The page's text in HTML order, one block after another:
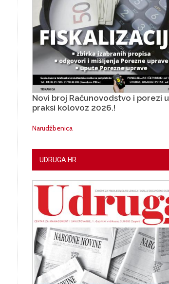
Novi broj Računovodstvo i porezi u
praksi kolovoz 2026.!
Narudžbenica
UDRUGA.HR